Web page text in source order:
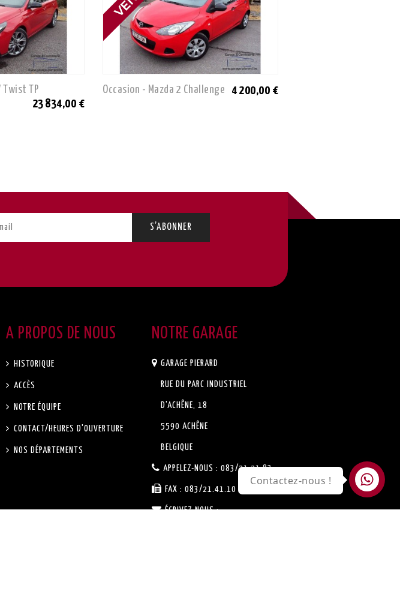
Twist TP
23 834,00 €
Occasion - Mazda 2 Challenge 4 200,00 €
A PROPOS DE NOUS
HISTORIQUE
ACCÈS
NOTRE ÉQUIPE
CONTACT/HEURES D'OUVERTURE
NOS DÉPARTEMENTS
NOTRE GARAGE
GARAGE PIERARD
RUE DU PARC INDUSTRIEL
D'ACHÊNE, 18
5590 ACHÊNE
BELGIQUE
APPELEZ-NOUS : 083/21.21.83
FAX : 083/21.41.10
ÉCRIVEZ-NOUS :
Contactez-nous !